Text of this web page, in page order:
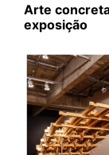
Arte
exposição